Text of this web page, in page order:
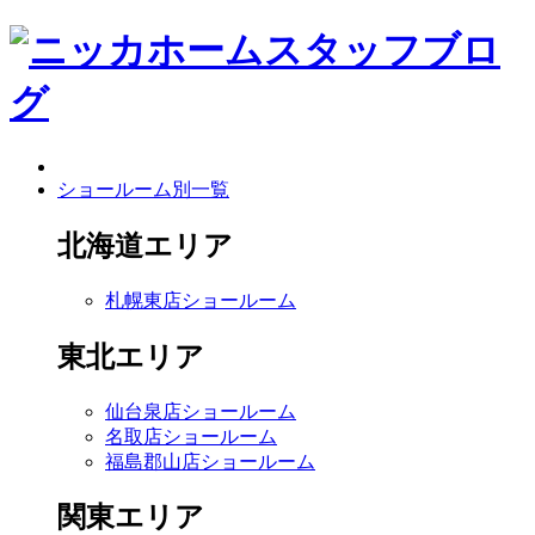
ショールーム別一覧
北海道エリア
札幌東店ショールーム
東北エリア
仙台泉店ショールーム
名取店ショールーム
福島郡山店ショールーム
関東エリア